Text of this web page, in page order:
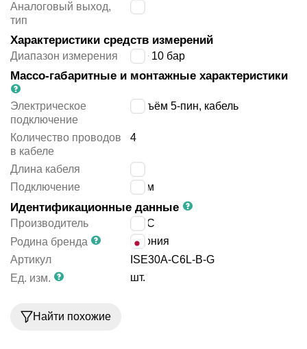
Аналоговый выход,
тип
Характеристики средств измерений
Диапазон измерения -1 ÷ 10 бар
Массо-габаритные и монтажные характеристики
Электрическое
подключение
разъём 5-пин, кабель
Количество проводов
в кабеле
4
Длина кабеля
Подключение
6 мм
Идентификационные данные
Производитель
SMC
Родина бренда
Япония
Артикул
ISE30A-C6L-B-G
Ед. изм.
шт.
Найти похожие